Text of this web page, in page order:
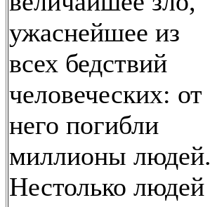
ужаснейшее из
всех бедствий
человеческих: от
него погибли
миллионы людей.
Нестолько людей